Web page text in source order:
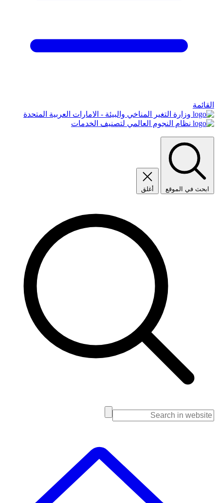
القائمة
وزارة التغير المناخي والبيئة - الامارات العربية المتحدة
نظام النجوم العالمي لتصنيف الخدمات
ابحث في الموقع أغلق